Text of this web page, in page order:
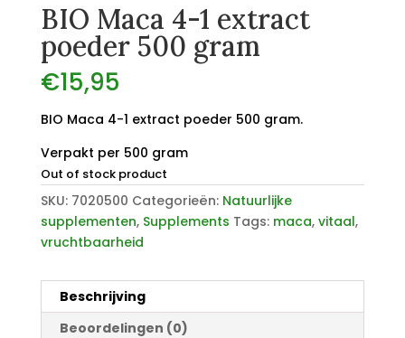
BIO Maca 4-1 extract
poeder 500 gram
€15,95
BIO Maca 4-1 extract poeder 500 gram.
Verpakt per 500 gram
Out of stock product
SKU: 7020500 Categorieën: Natuurlijke
supplementen, Supplements Tags: maca, vitaal,
vruchtbaarheid
Beschrijving
Beoordelingen (0)